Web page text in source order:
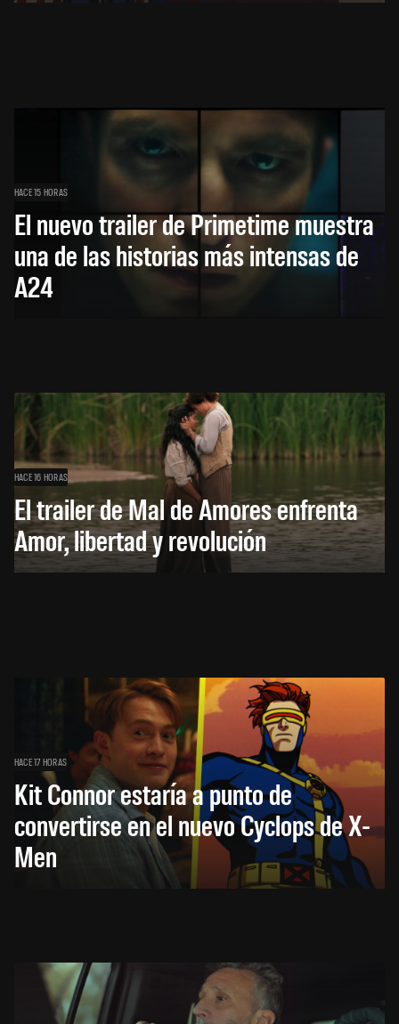
HACE 15 HORAS
El nuevo trailer de Primetime muestra
una de las historias más intensas de
A24
HACE 16 HORAS
El trailer de Mal de Amores enfrenta
Amor, libertad y revolución
HACE 17 HORAS
Kit Connor estaría a punto de
convertirse en el nuevo Cyclops de X-
Men